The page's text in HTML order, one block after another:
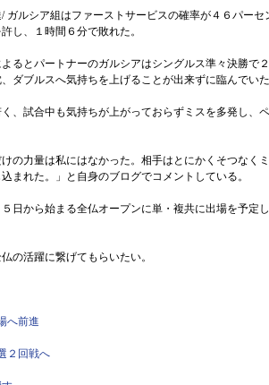
ガルシア組はファーストサービスの確率が４６パーセ
し、１時間６分で敗れた。
るとパートナーのガルシアはシングルス準々決勝で
ダブルスへ気持ちを上げることが出来ずに臨んでいた
、試合中も気持ちが上がっておらずミスを多発し、
けの力量は私にはなかった。相手はとにかくそつなく
まれた。」と自身のブログでコメントしている。
日から始まる全仏オープンに単・複共に出場を予定
の活躍に繋げてもらいたい。
へ前進
２回戦へ